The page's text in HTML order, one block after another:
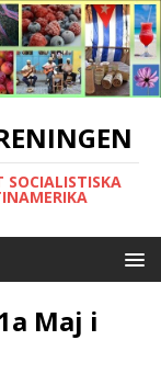
SOCIALISTISKA
Maj i